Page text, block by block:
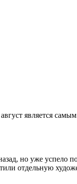
является
но уже успело
отдельную